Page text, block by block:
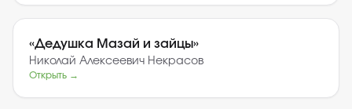
«Дедушка Мазай и зайцы»
Николай Алексеевич Некрасов
Открыть →